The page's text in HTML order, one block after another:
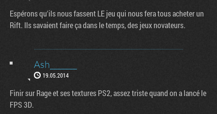
Espérons qu'ils nous fassent LE jeu qui nous fera tous acheter un
Rift. Ils savaient faire ça dans le temps, des jeux novateurs.
Ash_______
19.05.2014
Finir sur Rage et ses textures PS2, assez triste quand on a lancé le
FPS 3D.